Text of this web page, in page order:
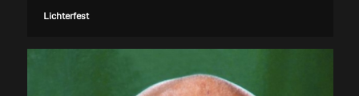
Lichterfest